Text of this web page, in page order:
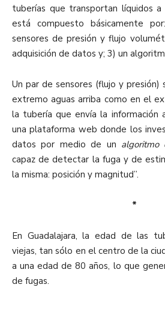
tuberías que transportan líquidos
está compuesto básicamente
sensores de presión y flujo
adquisición de datos y; 3) un
Un par de sensores (flujo y
extremo aguas arriba como en el
la tubería que envía la
una plataforma web donde los
datos por medio de un algoritmo
capaz de detectar la fuga y de
la misma: posición y magnitud”.
*
En Guadalajara, la edad de las
viejas, tan sólo en el centro de la
a una edad de 80 años, lo que
de fugas.